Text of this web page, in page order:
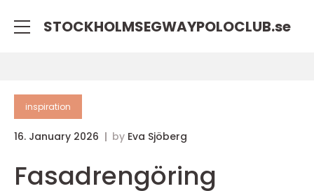
STOCKHOLMSEGWAYPOLOCLUB.se
inspiration
16. January 2026 by Eva Sjöberg
Fasadrengöring